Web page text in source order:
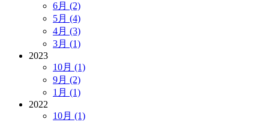
6月 (2)
5月 (4)
4月 (3)
3月 (1)
2023
10月 (1)
9月 (2)
1月 (1)
2022
10月 (1)